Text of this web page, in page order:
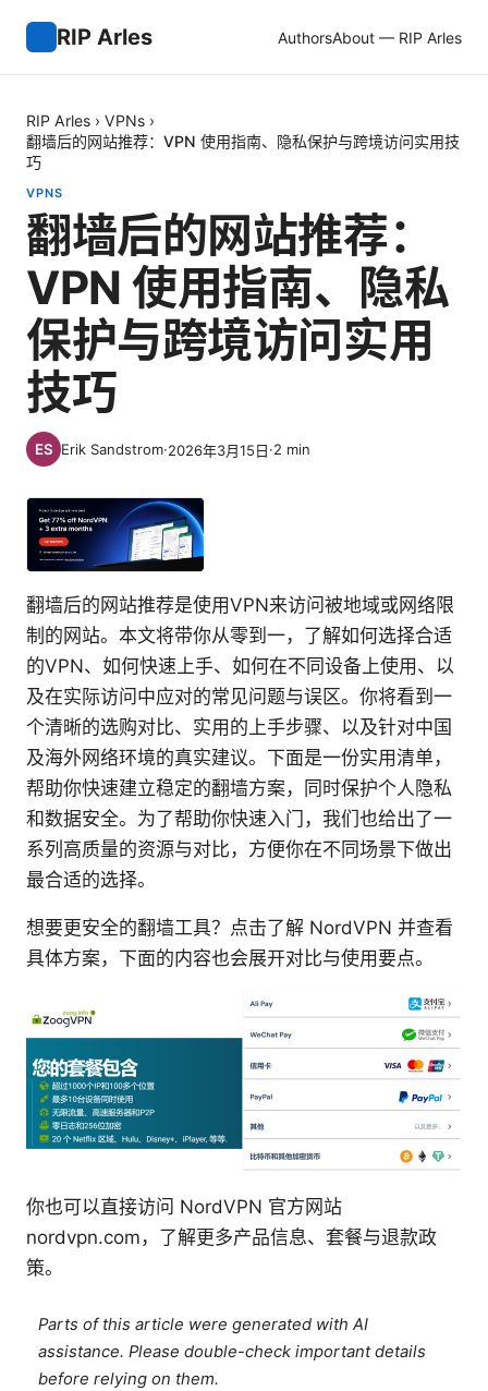
RIP Arles AuthorsAbout — RIP Arles
RIP Arles › VPNs ›
翻墙后的网站推荐：VPN 使用指南、隐私保护与跨境访问实用技
巧
VPNS
翻墙后的网站推荐：
VPN 使用指南、隐私
保护与跨境访问实用
技巧
Erik Sandstrom·2026年3月15日·2 min
翻墙后的网站推荐是使用VPN来访问被地域或网络限
制的网站。本文将带你从零到一，了解如何选择合适
的VPN、如何快速上手、如何在不同设备上使用、以
及在实际访问中应对的常见问题与误区。你将看到一
个清晰的选购对比、实用的上手步骤、以及针对中国
及海外网络环境的真实建议。下面是一份实用清单，
帮助你快速建立稳定的翻墙方案，同时保护个人隐私
和数据安全。为了帮助你快速入门，我们也给出了一
系列高质量的资源与对比，方便你在不同场景下做出
最合适的选择。
想要更安全的翻墙工具？点击了解 NordVPN 并查看
具体方案，下面的内容也会展开对比与使用要点。
你也可以直接访问 NordVPN 官方网站
nordvpn.com，了解更多产品信息、套餐与退款政
策。
Parts of this article were generated with AI
assistance. Please double-check important details
before relying on them.